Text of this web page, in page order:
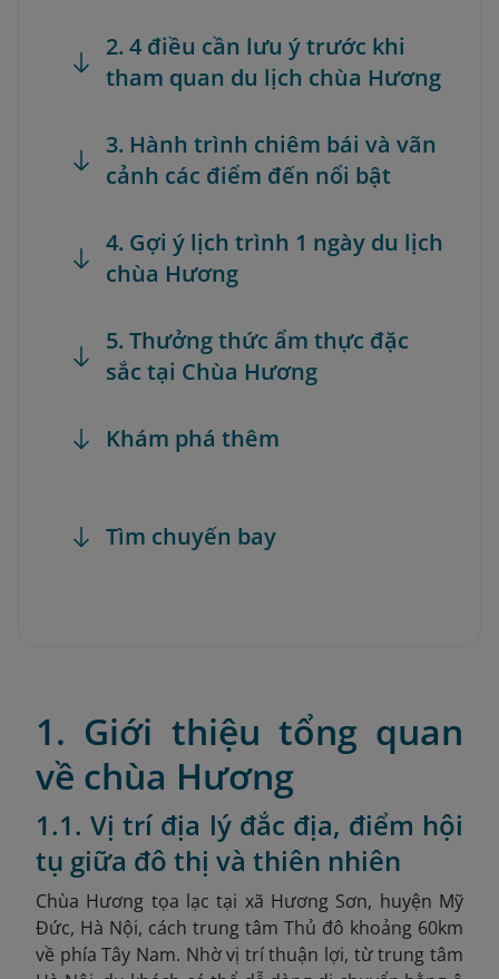
2. 4 điều cần lưu ý trước khi
tham quan du lịch chùa Hương
3. Hành trình chiêm bái và vãn
cảnh các điểm đến nổi bật
4. Gợi ý lịch trình 1 ngày du lịch
chùa Hương
5. Thưởng thức ẩm thực đặc
sắc tại Chùa Hương
Khám phá thêm
Tìm chuyến bay
1. Giới thiệu tổng quan
về chùa Hương
1.1. Vị trí địa lý đắc địa, điểm hội
tụ giữa đô thị và thiên nhiên
Chùa Hương tọa lạc tại xã Hương Sơn, huyện Mỹ
Đức, Hà Nội, cách trung tâm Thủ đô khoảng 60km
về phía Tây Nam. Nhờ vị trí thuận lợi, từ trung tâm